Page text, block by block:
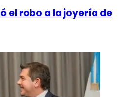
el robo a la joyería de